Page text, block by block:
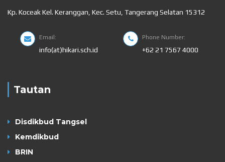
Kp. Koceak Kel. Keranggan, Kec. Setu, Tangerang Selatan 15312
Email:
info(at)hikari.sch.id
Phone Number:
+62 21 7567 4000
Tautan
Disdikbud Tangsel
Kemdikbud
BRIN